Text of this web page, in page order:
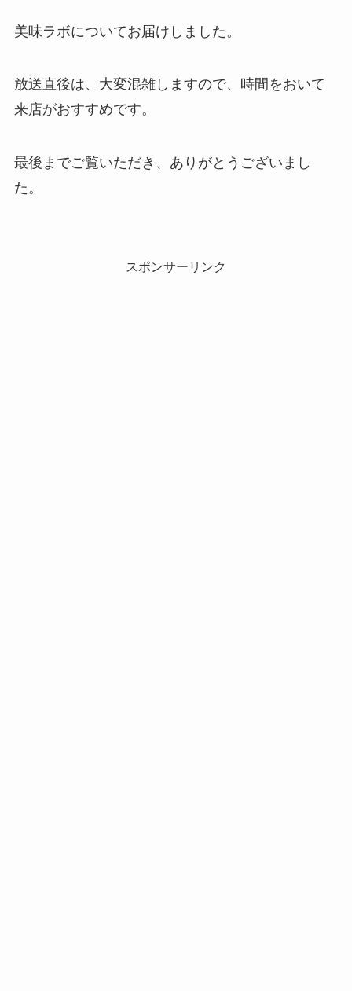
美味ラボについてお届けしました。
放送直後は、大変混雑しますので、時間をおいて
来店がおすすめです。
最後までご覧いただき、ありがとうございまし
た。
スポンサーリンク